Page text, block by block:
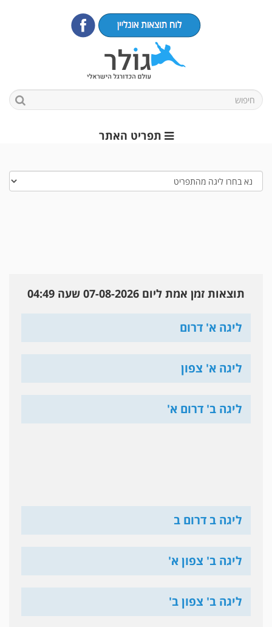
תפריט האתר
תוצאות זמן אמת ליום 07-08-2026 שעה 04:49
ליגה א' דרום
ליגה א' צפון
ליגה ב' דרום א'
ליגה ב דרום ב
ליגה ב' צפון א'
ליגה ב' צפון ב'